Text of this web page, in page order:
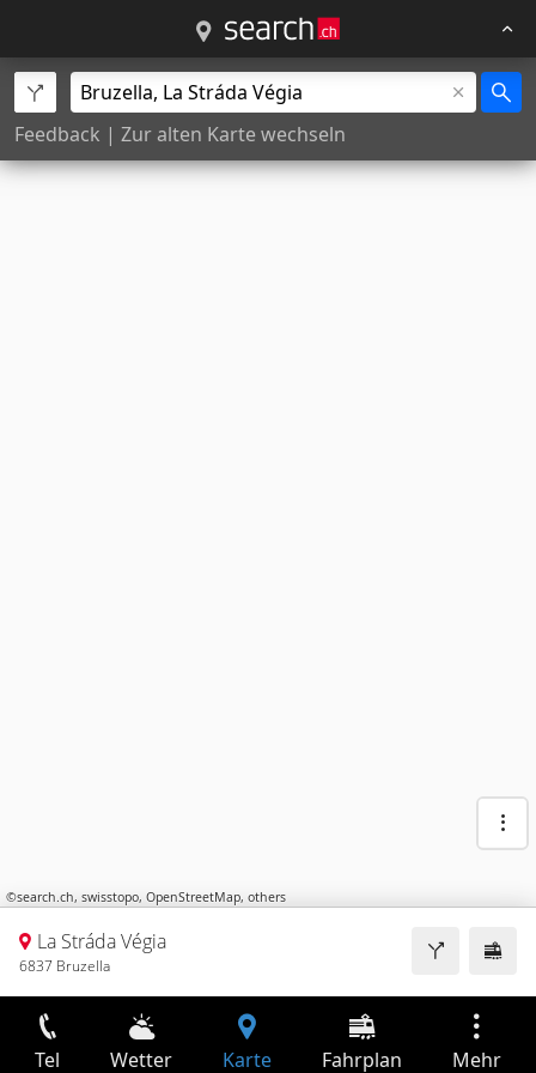
Feedback | Zur alten Karte wechseln
©search.ch, swisstopo, OpenStreetMap, others
La Stráda Végia
6837 Bruzella
Tel Wetter Karte Fahrplan Mehr